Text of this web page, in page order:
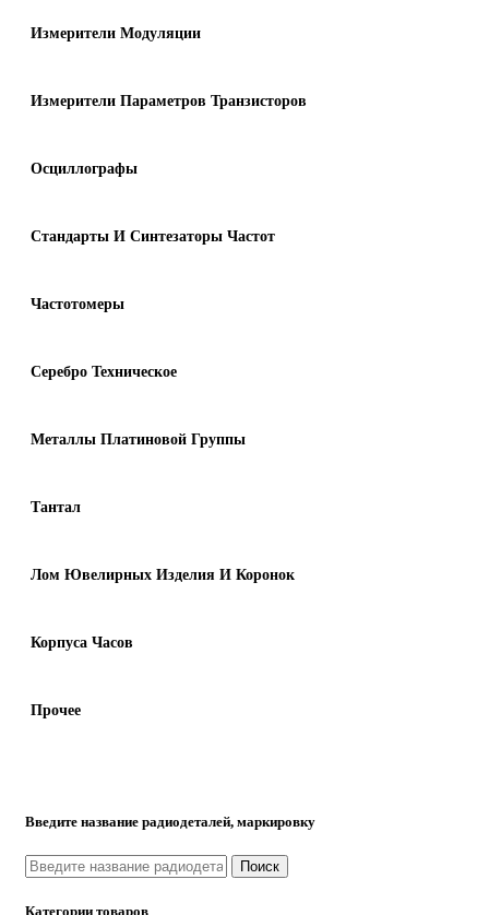
Измерители Модуляции
Измерители Параметров Транзисторов
Осциллографы
Стандарты И Синтезаторы Частот
Частотомеры
Серебро Техническое
Металлы Платиновой Группы
Тантал
Лом Ювелирных Изделия И Коронок
Корпуса Часов
Прочее
Введите название радиодеталей, маркировку
Поиск
Категории товаров